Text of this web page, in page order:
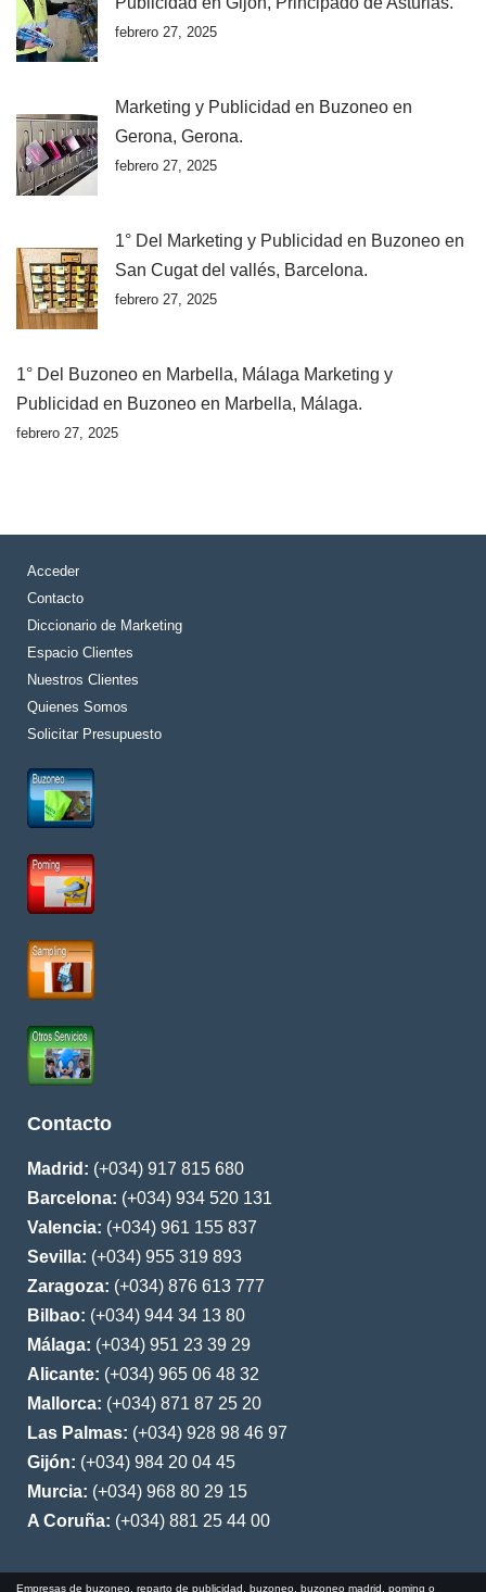
febrero 27, 2025
Marketing y Publicidad en Buzoneo en
Gerona, Gerona.
febrero 27, 2025
1° Del Marketing y Publicidad en Buzoneo en
San Cugat del vallés, Barcelona.
febrero 27, 2025
1° Del Buzoneo en Marbella, Málaga Marketing y
Publicidad en Buzoneo en Marbella, Málaga.
febrero 27, 2025
Acceder
Contacto
Diccionario de Marketing
Espacio Clientes
Nuestros Clientes
Quienes Somos
Solicitar Presupuesto
Contacto
Madrid: (+034) 917 815 680
Barcelona: (+034) 934 520 131
Valencia: (+034) 961 155 837
Sevilla: (+034) 955 319 893
Zaragoza: (+034) 876 613 777
Bilbao: (+034) 944 34 13 80
Málaga: (+034) 951 23 39 29
Alicante: (+034) 965 06 48 32
Mallorca: (+034) 871 87 25 20
Las Palmas: (+034) 928 98 46 97
Gijón: (+034) 984 20 04 45
Murcia: (+034) 968 80 29 15
A Coruña: (+034) 881 25 44 00
Empresas de buzoneo, reparto de publicidad, buzoneo, buzoneo madrid, poming o